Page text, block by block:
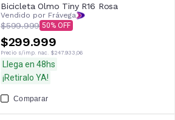
Bicicleta Olmo Tiny R16 Rosa
Vendido por Frávega
$599.999 50
$299.999
Precio s/imp. nac. $247.933,06
Llega en 48hs
¡Retiralo YA!
Comparar